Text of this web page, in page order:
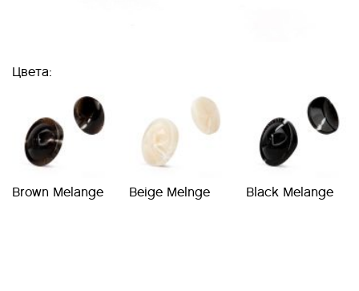
Цвета:
Brown Melange Beige Melnge Black Melange